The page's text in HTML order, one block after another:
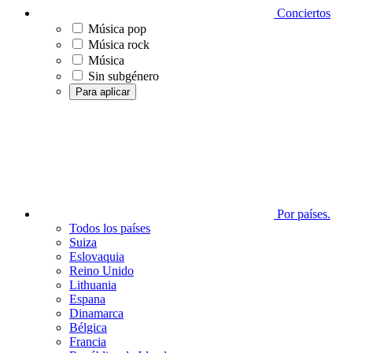
Conciertos
Música pop
Música rock
Música
Sin subgénero
Para aplicar
Por países.
Todos los países
Suiza
Eslovaquia
Reino Unido
Lithuania
Espana
Dinamarca
Bélgica
Francia